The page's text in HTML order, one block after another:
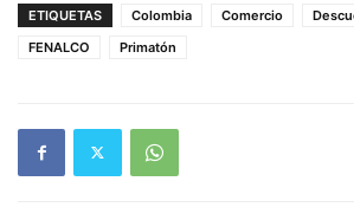
ETIQUETAS Colombia Comercio
FENALCO
Primatón